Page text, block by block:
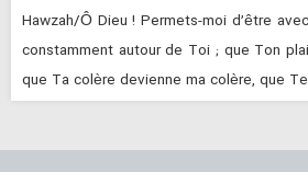
Hawzah/Ô Dieu ! Permets-moi d’être
constamment autour de Toi ; que Ton
que Ta colère devienne ma colère, que